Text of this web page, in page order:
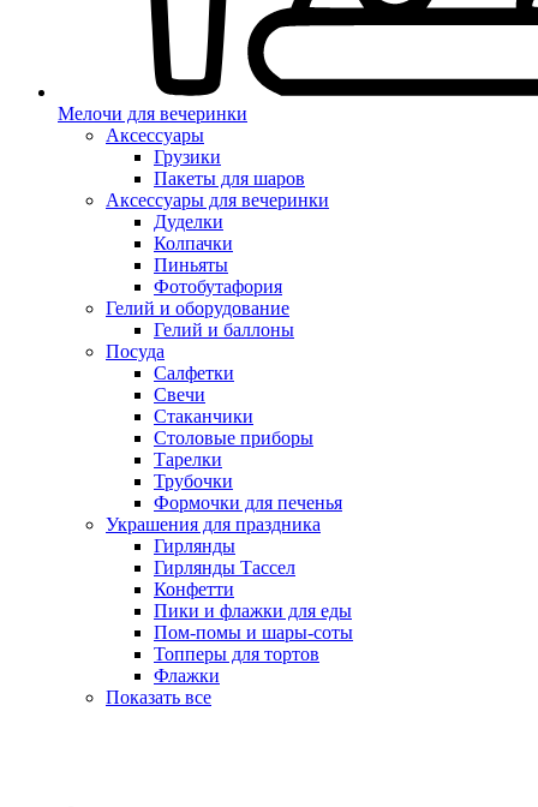
Мелочи для вечеринки
Аксессуары
Грузики
Пакеты для шаров
Аксессуары для вечеринки
Дуделки
Колпачки
Пиньяты
Фотобутафория
Гелий и оборудование
Гелий и баллоны
Посуда
Салфетки
Свечи
Стаканчики
Столовые приборы
Тарелки
Трубочки
Формочки для печенья
Украшения для праздника
Гирлянды
Гирлянды Тассел
Конфетти
Пики и флажки для еды
Пом-помы и шары-соты
Топперы для тортов
Флажки
Показать все